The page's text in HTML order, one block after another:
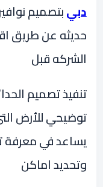
دبيبتصميم
حديثه عن طريق
الشركه قبل
تنفيذ تصميم
توضيحي للأرض
يساعد في معرفة
وتحديد اماكن